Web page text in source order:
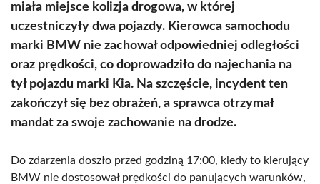
miała miejsce kolizja drogowa, w której
uczestniczyły dwa pojazdy. Kierowca samochodu
marki BMW nie zachował odpowiedniej odległości
oraz prędkości, co doprowadziło do najechania na
tył pojazdu marki Kia. Na szczęście, incydent ten
zakończył się bez obrażeń, a sprawca otrzymał
mandat za swoje zachowanie na drodze.
Do zdarzenia doszło przed godziną 17:00, kiedy to kierujący
BMW nie dostosował prędkości do panujących warunków,